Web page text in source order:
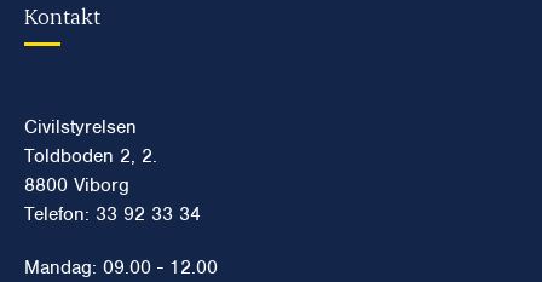
Kontakt
Civilstyrelsen
Toldboden 2, 2.
8800 Viborg
Telefon: 33 92 33 34
Mandag: 09.00 - 12.00